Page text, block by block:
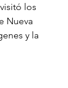
los
Nueva
y la